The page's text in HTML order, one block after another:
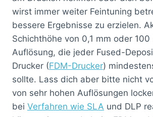
wirst immer weiter Feintuning
bessere Ergebnisse zu erzielen.
Schichthöhe von 0,1 mm oder 100
Auflösung, die jeder Fused-
Drucker (FDM-Drucker)
sollte. Lass dich aber bitte nicht
von sehr hohen Auflösungen
bei Verfahren wie SLA und DLP